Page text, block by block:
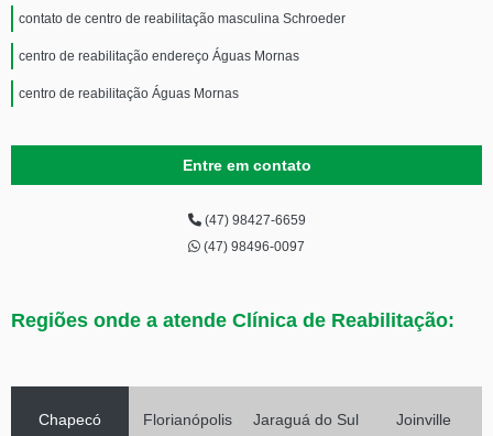
contato de centro de reabilitação masculina Schroeder
centro de reabilitação endereço Águas Mornas
centro de reabilitação Águas Mornas
Entre em contato
(47) 98427-6659
(47) 98496-0097
Regiões onde a atende Clínica de Reabilitação:
Chapecó Florianópolis Jaraguá do Sul Joinville